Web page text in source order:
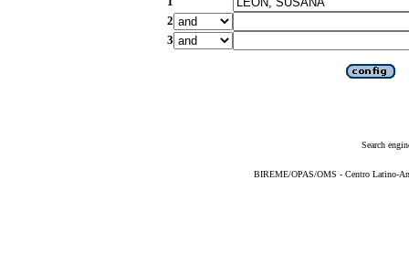
2
3
Search
BIREME/OPAS/OMS - Centro Latino-